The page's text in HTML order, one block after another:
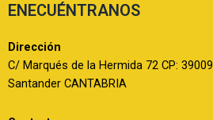
ENECUÉNTRANOS
Dirección
C/ Marqués de la Hermida 72 CP: 39009
Santander CANTABRIA